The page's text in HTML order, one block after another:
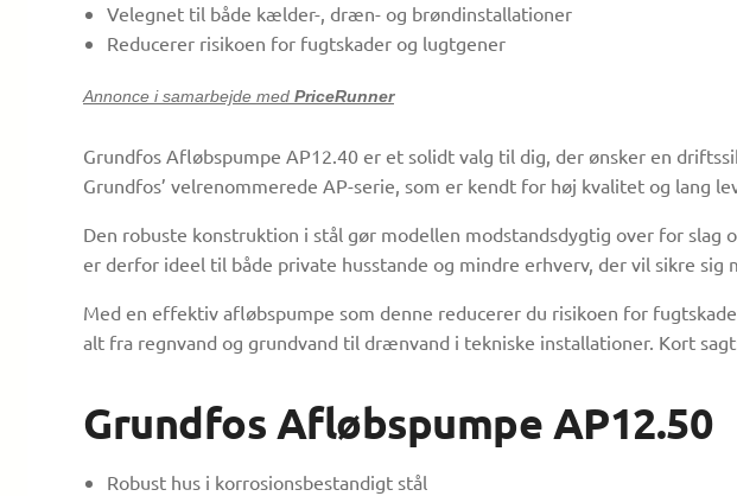
Velegnet til både kælder-, dræn- og brøndinstallationer
Reducerer risikoen for fugtskader og lugtgener
Annonce i samarbejde med PriceRunner
Grundfos Afløbspumpe AP12.40 er et solidt valg til dig, der ønsker en
Grundfos’ velrenommerede AP-serie, som er kendt for høj kvalitet og lang
Den robuste konstruktion i stål gør modellen modstandsdygtig over for
er derfor ideel til både private husstande og mindre erhverv, der vil sikre sig
Med en effektiv afløbspumpe som denne reducerer du risikoen for
alt fra regnvand og grundvand til drænvand i tekniske installationer. Kort
Grundfos Afløbspumpe AP12.50
Robust hus i korrosionsbestandigt stål